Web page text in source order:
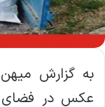
به گزارش
عکس در